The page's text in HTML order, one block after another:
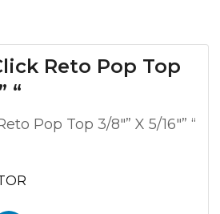
Reto Pop Top
“
Pop Top 3/8″” X 5/16″” “